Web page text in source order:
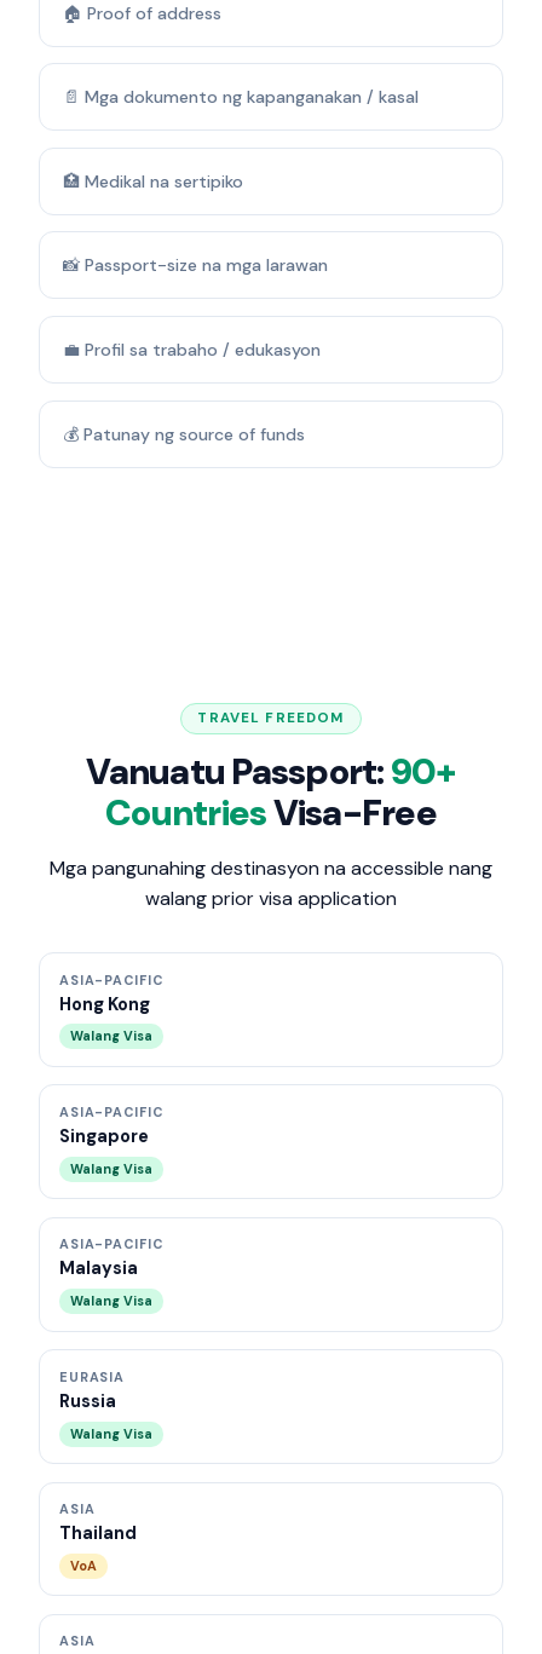
🏠 Proof of address
📄 Mga dokumento ng kapanganakan / kasal
🏥 Medikal na sertipiko
📸 Passport-size na mga larawan
💼 Profil sa trabaho / edukasyon
💰 Patunay ng source of funds
TRAVEL FREEDOM
Vanuatu Passport:90+
CountriesVisa-Free
Mga pangunahing destinasyon na accessible nang
walang prior visa application
ASIA-PACIFIC
Hong Kong
Walang Visa
ASIA-PACIFIC
Singapore
Walang Visa
ASIA-PACIFIC
Malaysia
Walang Visa
EURASIA
Russia
Walang Visa
ASIA
Thailand
VoA
ASIA